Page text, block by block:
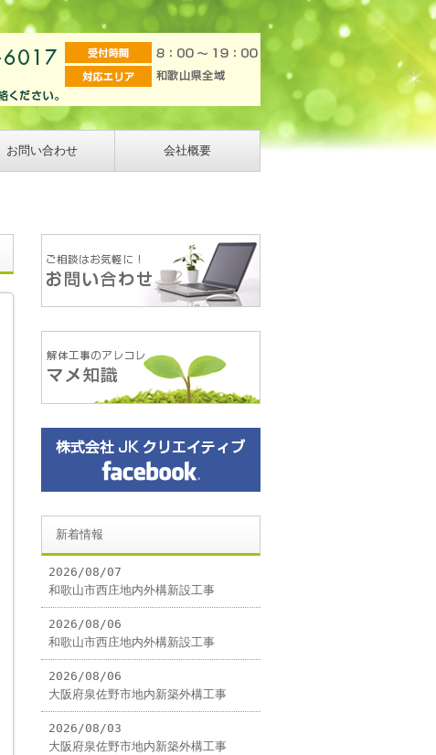
お問い合わせ 会社概要
新着情報
2026/08/07
和歌山市西庄地内外構新設工事
2026/08/06
和歌山市西庄地内外構新設工事
2026/08/06
大阪府泉佐野市地内新築外構工事
2026/08/03
大阪府泉佐野市地内新築外構工事